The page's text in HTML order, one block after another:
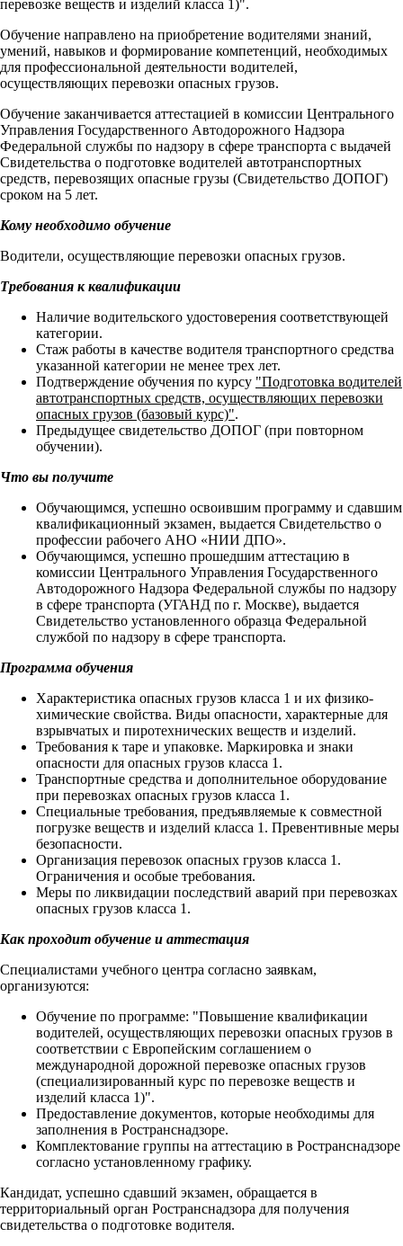
перевозке веществ и изделий класса 1)".
Обучение направлено на приобретение водителями знаний,
умений, навыков и формирование компетенций, необходимых
для профессиональной деятельности водителей,
осуществляющих перевозки опасных грузов.
Обучение заканчивается аттестацией в комиссии Центрального
Управления Государственного Автодорожного Надзора
Федеральной службы по надзору в сфере транспорта с выдачей
Свидетельства о подготовке водителей автотранспортных
средств, перевозящих опасные грузы (Свидетельство ДОПОГ)
сроком на 5 лет.
Кому необходимо обучение
Водители, осуществляющие перевозки опасных грузов.
Требования к квалификации
Наличие водительского удостоверения соответствующей
категории.
Стаж работы в качестве водителя транспортного средства
указанной категории не менее трех лет.
Подтверждение обучения по курсу "Подготовка водителей
автотранспортных средств, осуществляющих перевозки
опасных грузов (базовый курс)".
Предыдущее свидетельство ДОПОГ (при повторном
обучении).
Что вы получите
Обучающимся, успешно освоившим программу и сдавшим
квалификационный экзамен, выдается Свидетельство о
профессии рабочего АНО «НИИ ДПО».
Обучающимся, успешно прошедшим аттестацию в
комиссии Центрального Управления Государственного
Автодорожного Надзора Федеральной службы по надзору
в сфере транспорта (УГАНД по г. Москве), выдается
Свидетельство установленного образца Федеральной
службой по надзору в сфере транспорта.
Программа обучения
Характеристика опасных грузов класса 1 и их физико-
химические свойства. Виды опасности, характерные для
взрывчатых и пиротехнических веществ и изделий.
Требования к таре и упаковке. Маркировка и знаки
опасности для опасных грузов класса 1.
Транспортные средства и дополнительное оборудование
при перевозках опасных грузов класса 1.
Специальные требования, предъявляемые к совместной
погрузке веществ и изделий класса 1. Превентивные меры
безопасности.
Организация перевозок опасных грузов класса 1.
Ограничения и особые требования.
Меры по ликвидации последствий аварий при перевозках
опасных грузов класса 1.
Как проходит обучение и аттестация
Специалистами учебного центра согласно заявкам,
организуются:
Обучение по программе: "Повышение квалификации
водителей, осуществляющих перевозки опасных грузов в
соответствии с Европейским соглашением о
международной дорожной перевозке опасных грузов
(специализированный курс по перевозке веществ и
изделий класса 1)".
Предоставление документов, которые необходимы для
заполнения в Ространснадзоре.
Комплектование группы на аттестацию в Ространснадзоре
согласно установленному графику.
Кандидат, успешно сдавший экзамен, обращается в
территориальный орган Ространснадзора для получения
свидетельства о подготовке водителя.